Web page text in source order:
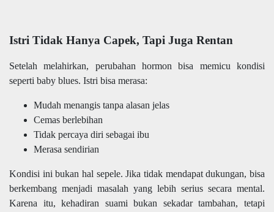
Istri Tidak Hanya Capek, Tapi Juga Rentan
Setelah melahirkan, perubahan hormon bisa memicu kondisi
seperti baby blues. Istri bisa merasa:
Mudah menangis tanpa alasan jelas
Cemas berlebihan
Tidak percaya diri sebagai ibu
Merasa sendirian
Kondisi ini bukan hal sepele. Jika tidak mendapat dukungan, bisa
berkembang menjadi masalah yang lebih serius secara mental.
Karena itu, kehadiran suami bukan sekadar tambahan, tetapi